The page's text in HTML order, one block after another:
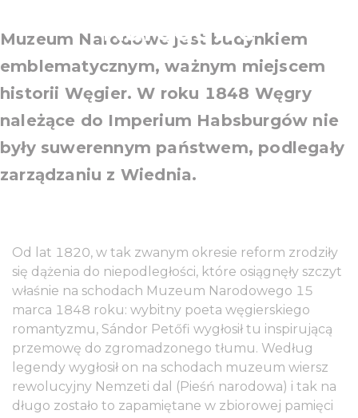
Narodowe
Muzeum Narodowe jest budynkiem
emblematycznym, ważnym miejscem
historii Węgier. W roku 1848 Węgry
należące do Imperium Habsburgów nie
były suwerennym państwem, podlegały
zarządzaniu z Wiednia.
Od lat 1820, w tak zwanym okresie reform zrodziły
się dążenia do niepodległości, które osiągnęły szczyt
właśnie na schodach Muzeum Narodowego 15
marca 1848 roku: wybitny poeta węgierskiego
romantyzmu, Sándor Petőfi wygłosił tu inspirującą
przemowę do zgromadzonego tłumu. Według
legendy wygłosił on na schodach muzeum wiersz
rewolucyjny Nemzeti dal (Pieśń narodowa) i tak na
długo zostało to zapamiętane w zbiorowej pamięci